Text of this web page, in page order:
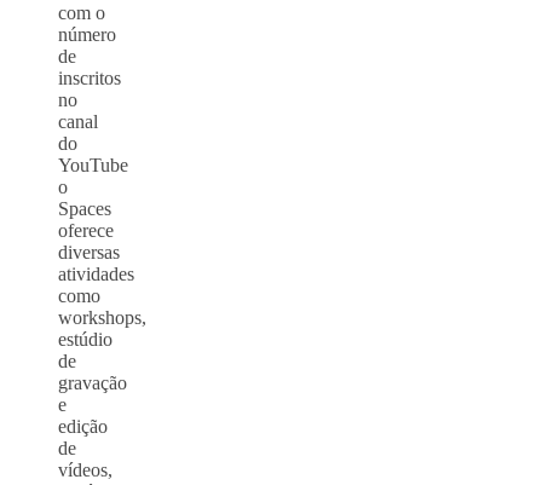
com o
número
de
inscritos
no
canal
do
YouTube
o
Spaces
oferece
diversas
atividades
como
workshops,
estúdio
de
gravação
e
edição
de
vídeos,